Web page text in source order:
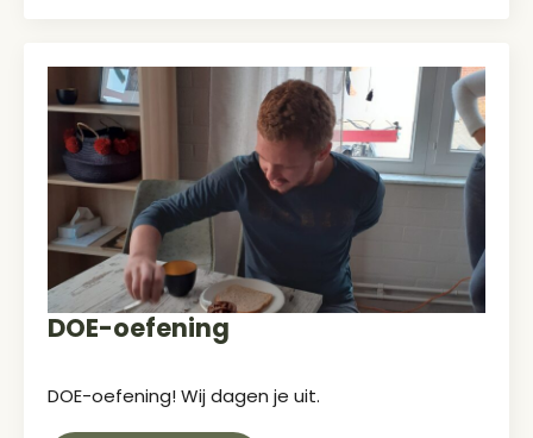
DOE-oefening
DOE-oefening! Wij dagen je uit.